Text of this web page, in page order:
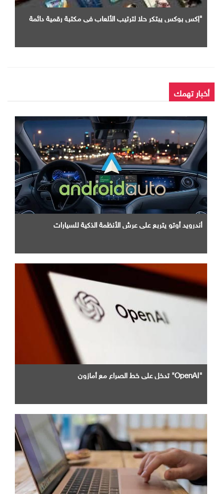
"إكس بوكس يبتكر حلا لترتيب الألعاب في مكتبة رقمية دائمة
أخبار تهمك
أندرويد أوتو يتربع علي عرش الأنظمة الذكية للسيارات
"OpenAI" تدخل علي خط الصراع مع أمازون